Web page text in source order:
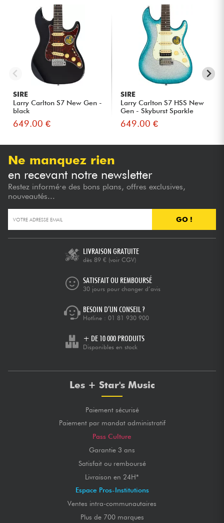
SIRE
Larry Carlton S7 New Gen -
black
649.00 €
SIRE
Larry Carlton S7 HSS New
Gen - Skyburst Sparkle
649.00 €
Ne manquez rien
en recevant notre newsletter
Restez informé·e des bons plans, offres exclusives,
nouveautés...
GO !
LIVRAISON GRATUITE
dès 89 € (voir CGV)
SATISFAIT OU REMBOURSÉ
30 jours pour changer d’avis
BESOIN D’UN CONSEIL ?
Hotline : 01 81 930 900
+ DE 10 000 PRODUITS
Disponibles en stock
Les + Star's Music
Paiement sécurisé
Paiement par mandat administratif
Pass Culture
Garantie 3 ans
Satisfait ou remboursé
Livraison en 24H*
Espace Pros-Institutions
Ventes intra-communautaires
Plus de 700 marques